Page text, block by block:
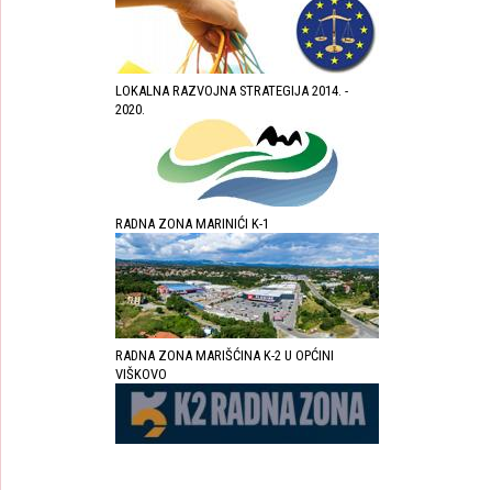
LOKALNA RAZVOJNA STRATEGIJA 2014. -
2020.
RADNA ZONA MARINIĆI K-1
RADNA ZONA MARIŠĆINA K-2 U OPĆINI
VIŠKOVO